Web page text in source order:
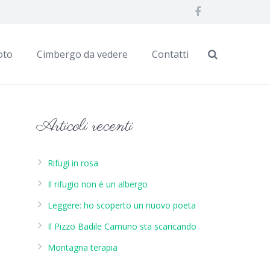
Cimbergo da vedere Contatti
Articoli recenti
Rifugi in rosa
Il rifugio non è un albergo
Leggere: ho scoperto un nuovo poeta
Il Pizzo Badile Camuno sta scaricando
Montagna terapia